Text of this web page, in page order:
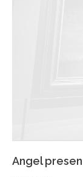
Angel